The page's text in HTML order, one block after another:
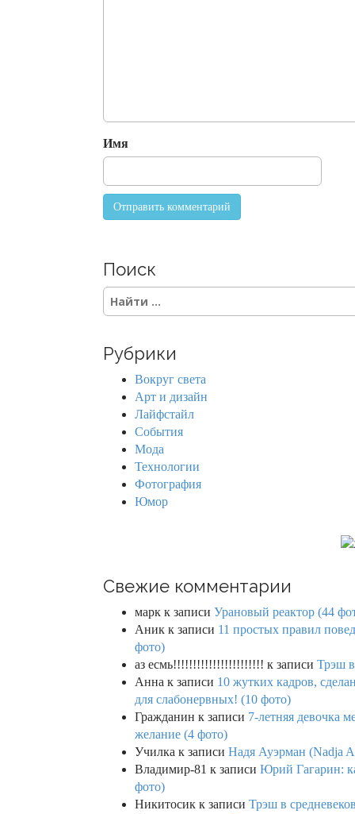
n
Имя
Поиск
S
c
Рубрики
Вокруг света
Арт и дизайн
Лайфстайл
События
Мода
Технологии
Фотография
Юмор
Свежие комментарии
марк к записи Урановый реактор (44
Аник к записи 11 простых правил
фото)
аз есмь!!!!!!!!!!!!!!!!!!!!!!! к записи Трэш в
Анна к записи 10 жутких кадров,
для слабонервных! (10 фото)
Гражданин к записи 7-летняя девочка
желание (4 фото)
Училка к записи Надя Ауэрман (Nadja
Владимир-81 к записи Юрий Гагарин:
фото)
Никитосик к записи Трэш в